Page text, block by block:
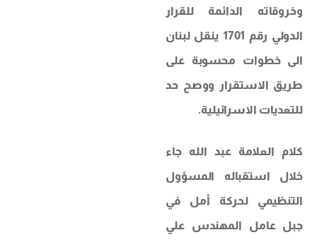
وخروقاته الدائمة للقرار
الدولي رقم 1701 ينقل لبنان
الى خطوات محسوبة على
طريق الاستقرار ووصح حد
للتعديات الاسرائيلية.
كلام العلامة عبد الله جاء
خلال استقباله المسؤول
التنظيمي لحركة أمل في
جبل عامل المهندس علي